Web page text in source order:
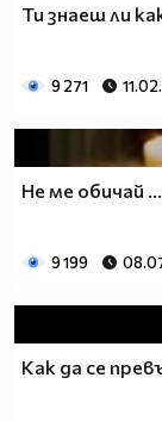
Ти знаеш ли
9 271
Не ме обичай
9 199
Как да се